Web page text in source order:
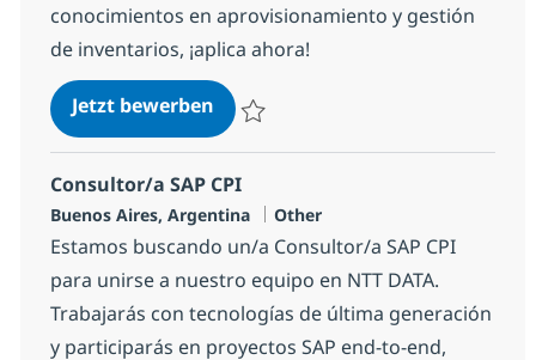
conocimientos en aprovisionamiento y gestión
de inventarios, ¡aplica ahora!
Jetzt bewerbenConsultor/a SAP MM
Consultor/a SAP CPI
Standort
Buenos Aires, Argentina Kategorie
Other
Estamos buscando un/a Consultor/a SAP CPI
para unirse a nuestro equipo en NTT DATA.
Trabajarás con tecnologías de última generación
y participarás en proyectos SAP end-to-end,